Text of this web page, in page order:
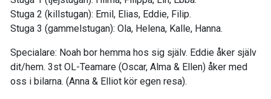
Stuga 2 (killstugan): Emil, Elias, Eddie, Filip.
Stuga 3 (gammelstugan): Ola, Helena, Kalle, Hanna.
Specialare: Noah bor hemma hos sig själv. Eddie åker själv
dit/hem. 3st OL-Teamare (Oscar, Alma & Ellen) åker med
oss i bilarna. (Anna & Elliot kör egen resa).